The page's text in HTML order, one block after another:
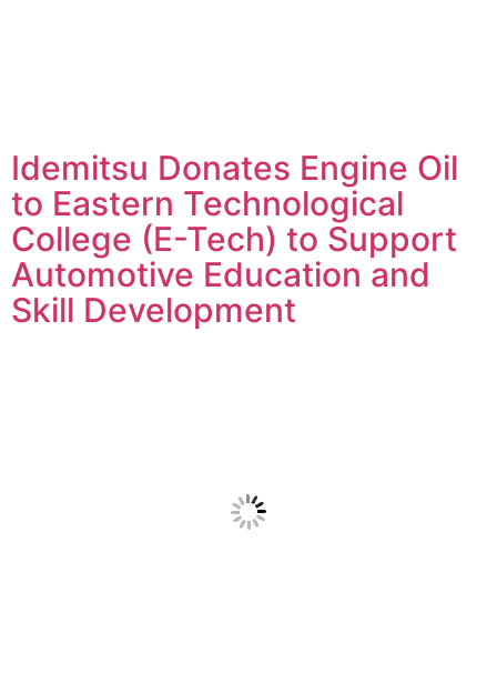
Idemitsu Donates Engine Oil
to Eastern Technological
College (E-Tech) to Support
Automotive Education and
Skill Development